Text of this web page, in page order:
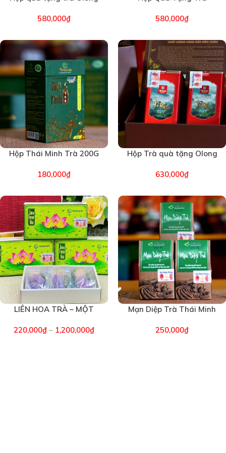
Lập Bản Hoa (2726)
580,000₫
An (1479)
580,000₫
Hộp Thái Minh Trà 200G
180,000₫
Hộp Trà quà tặng Olong
Bản Hoa (2727)
630,000₫
LIÊN HOA TRÀ – MỘT
HỒN VIỆT (7951)
220,000₫ – 1,200,000₫
Mạn Diệp Trà Thái Minh
250,000₫